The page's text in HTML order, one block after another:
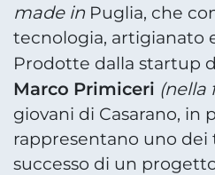
made inPuglia, che
tecnologia, artigianato
Prodotte dalla startup
Marco Primiceri (nella
giovani di Casarano, in
rappresentano uno dei
successo di un